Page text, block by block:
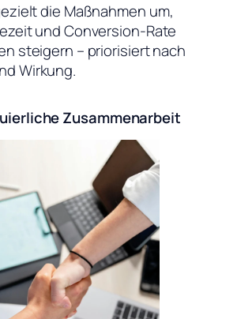
die Maßnahmen um,
und Conversion-Rate
steigern – priorisiert nach
Wirkung.
Zusammenarbeit